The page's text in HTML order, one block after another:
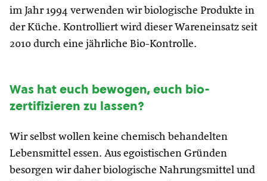
im Jahr 1994 verwenden wir biologische Produkte in
der Küche. Kontrolliert wird dieser Wareneinsatz seit
2010 durch eine jährliche Bio-Kontrolle.
Was hat euch bewogen, euch bio-
zertifizieren zu lassen?
Wir selbst wollen keine chemisch behandelten
Lebensmittel essen. Aus egoistischen Gründen
besorgen wir daher biologische Nahrungsmittel und